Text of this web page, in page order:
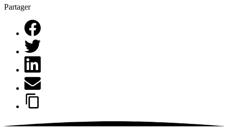
Partager